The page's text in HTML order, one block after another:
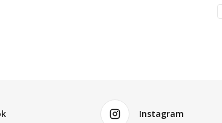
Instagram